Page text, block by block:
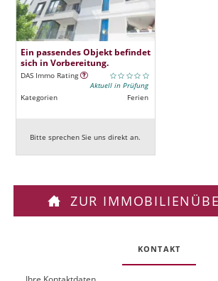
Ein passendes Objekt befindet
sich in Vorbereitung.
DAS Immo Rating
Aktuell in Prüfung
Kategorien
Ferien
Bitte sprechen Sie uns direkt an.
ZUR
KONTAKT